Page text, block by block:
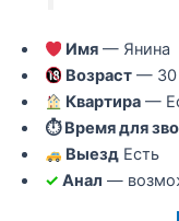
Имя — Янина
Возраст — 30
Квартира —
⏱ Время для
Выезд Есть
✓ Анал —